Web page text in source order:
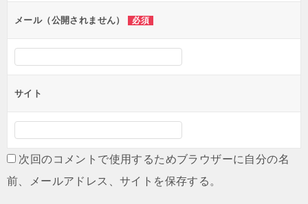
ンメール（公開されません） 必須
サイト
次回のコメントで使用するためブラウザーに自分の名
前、メールアドレス、サイトを保存する。